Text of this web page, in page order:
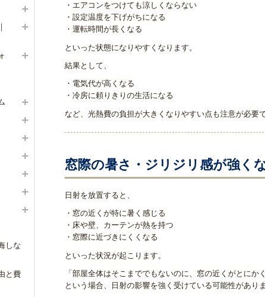
・エアコンをつけても涼しくならない
・設定温度を下げがちになる
・運転時間が長くなる
といった状態になりやすくなります。
結果として、
・電気代が高くなる
・冷房に頼りきりの生活になる
など、光熱費の負担が大きくなりやすい点も注意が必要で
窓際の暑さ・ジリジリ感が強く
日射を放置すると、
・窓の近くが特に暑く感じる
・床や壁、カーテンが熱を持つ
・窓際に近づきにくくなる
といった状況が起こります。
「部屋全体はそこまででもないのに、窓の近くがとにか
という場合、日射の影響を強く受けている可能性がありま
しな
と費